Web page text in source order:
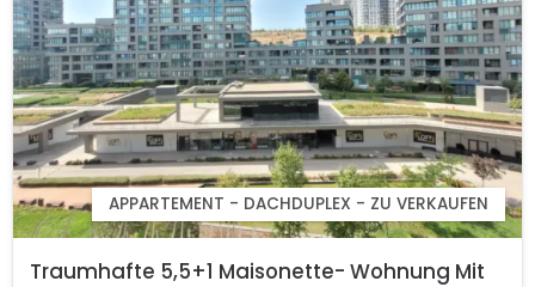
APPARTEMENT - DACHDUPLEX - ZU VERKAUFEN
Traumhafte 5,5+1 Maisonette- Wohnung Mit